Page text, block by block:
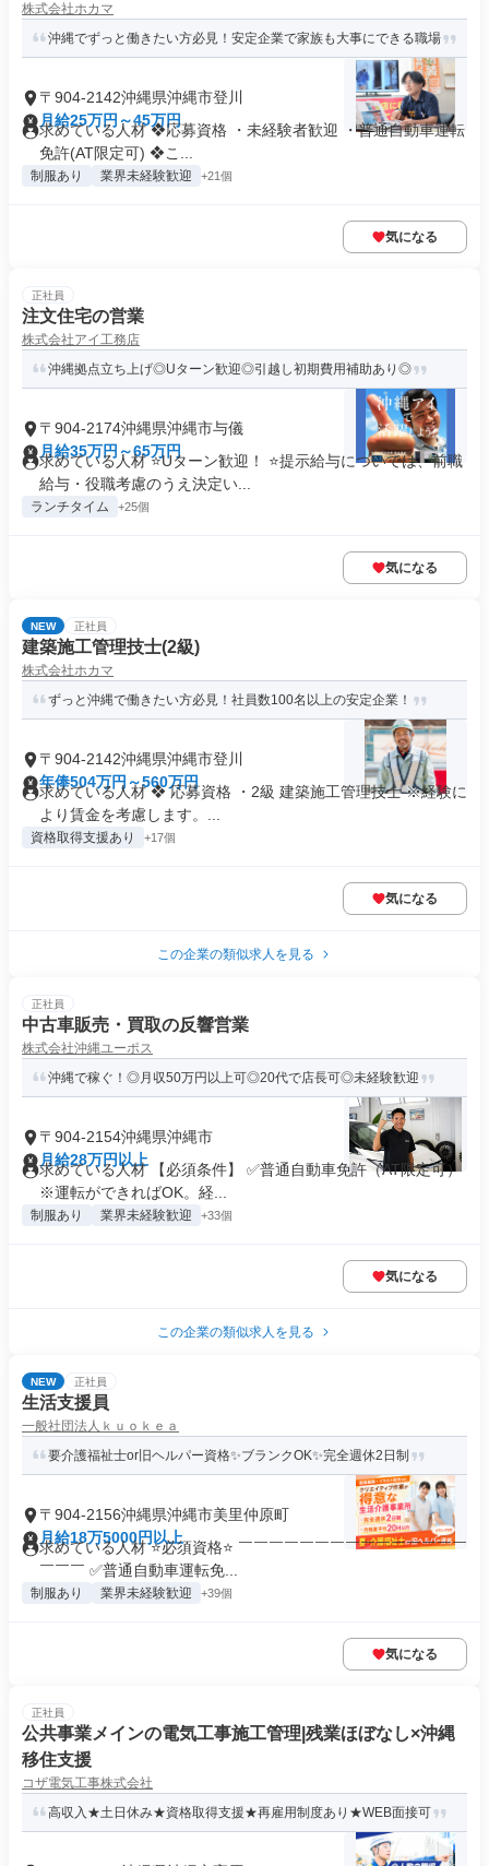
株式会社ホカマ
沖縄でずっと働きたい方必見！安定企業で家族も大事にできる職場
〒904-2142沖縄県沖縄市登川
月給25万円～45万円
求めている人材 ❖応募資格 ・未経験者歓迎 ・普通自動車運転
免許(AT限定可) ❖こ...
制服あり 業界未経験歓迎 +21個
気になる
正社員
注文住宅の営業
株式会社アイ工務店
沖縄拠点立ち上げ◎Uターン歓迎◎引越し初期費用補助あり◎
〒904-2174沖縄県沖縄市与儀
月給35万円～65万円
求めている人材 ⭐Uターン歓迎！ ⭐提示給与については、前職
給与・役職考慮のうえ決定い...
ランチタイム +25個
気になる
NEW 正社員
建築施工管理技士(2級)
株式会社ホカマ
ずっと沖縄で働きたい方必見！社員数100名以上の安定企業！
〒904-2142沖縄県沖縄市登川
年俸504万円～560万円
求めている人材 ❖ 応募資格 ・2級 建築施工管理技士 ※経験に
より賃金を考慮します。...
資格取得支援あり +17個
気になる
この企業の類似求人を見る
正社員
中古車販売・買取の反響営業
株式会社沖縄ユーポス
沖縄で稼ぐ！◎月収50万円以上可◎20代で店長可◎未経験歓迎
〒904-2154沖縄県沖縄市
月給28万円以上
求めている人材 【必須条件】 ✅普通自動車免許（AT限定可）
※運転ができればOK。経...
制服あり 業界未経験歓迎 +33個
気になる
この企業の類似求人を見る
NEW 正社員
生活支援員
一般社団法人ｋｕｏｋｅａ
要介護福祉士or旧ヘルパー資格✨ブランクOK✨完全週休2日制
〒904-2156沖縄県沖縄市美里仲原町
月給18万5000円以上
求めている人材 ⭐必須資格⭐ ￣￣￣￣￣￣￣￣￣￣￣￣￣￣￣
￣￣￣ ✅普通自動車運転免...
制服あり 業界未経験歓迎 +39個
気になる
正社員
公共事業メインの電気工事施工管理|残業ほぼなし×沖縄
移住支援
コザ電気工事株式会社
高収入★土日休み★資格取得支援★再雇用制度あり★WEB面接可